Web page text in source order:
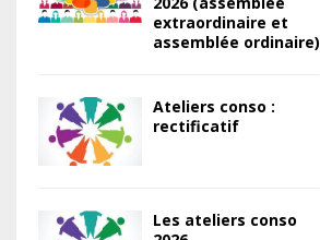
extraordinaire et
assemblée ordinaire)
Ateliers conso :
rectificatif
Les ateliers conso